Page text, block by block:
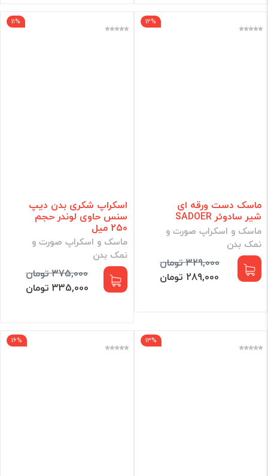
12%
ماسک دست ورقه ای
شیر سادوئر SADOER
ماسک و اسکراپ صورت و
نمک بدن
329,000 تومان
289,000 تومان
11%
اسکراپ شکری بدن دیپ
سنس حاوی لوندر حجم
250 میل
ماسک و اسکراپ صورت و
نمک بدن
375,000 تومان
335,000 تومان
13%
16%